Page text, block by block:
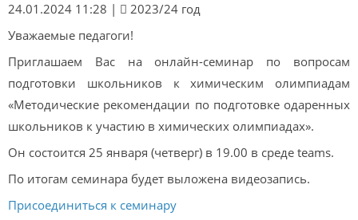
24.01.2024 11:28 |
2023/24 год
Уважаемые педагоги!
Приглашаем Вас на онлайн-семинар по вопросам
подготовки школьников к химическим олимпиадам
«Методические рекомендации по подготовке одаренных
школьников к участию в химических олимпиадах».
Он состоится 25 января (четверг) в 19.00 в среде teams.
По итогам семинара будет выложена видеозапись.
Присоединиться к семинару